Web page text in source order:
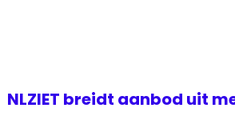
NLZIET breidt aanbod uit